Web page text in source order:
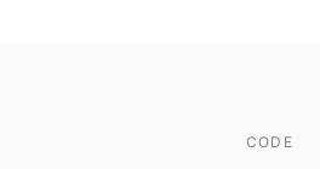
CODE